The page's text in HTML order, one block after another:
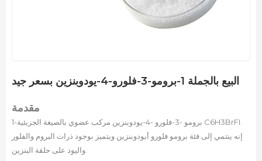
البيع بالجملة 1-برومو-3-فلورو-4-يودوبنزين بسعر جيد
مقدمة
1-برومو -3-فلورو -4-يودوبنزين مركب عضوي بالصيغة الجزيئية C6H3BrFI.
إنه ينتمي إلى فئة برومو فلورو أيودوبنزين ويتميز بوجود ذرات البروم والفلور